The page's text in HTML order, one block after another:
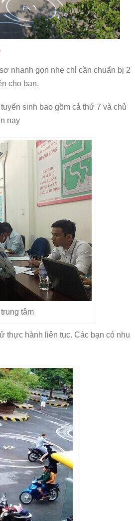
nhanh gọn nhẹ chỉ cần chuẩn bị 2
cho bạn.
sinh bao gồm cả thứ 7 và chủ
nay
tâm
thực hành liên tục. Các bạn có nhu